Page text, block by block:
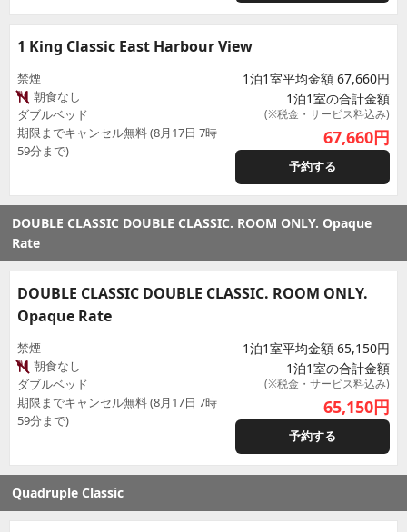
1 King Classic East Harbour View
禁煙
朝食なし
ダブルベッド
期限までキャンセル無料 (8月17日 7時
59分まで)
1泊1室平均金額 67,660円
1泊1室の合計金額
(※税金・サービス料込み)
67,660円
予約する
DOUBLE CLASSIC DOUBLE CLASSIC. ROOM ONLY. Opaque
Rate
DOUBLE CLASSIC DOUBLE CLASSIC. ROOM ONLY.
Opaque Rate
禁煙
朝食なし
ダブルベッド
期限までキャンセル無料 (8月17日 7時
59分まで)
1泊1室平均金額 65,150円
1泊1室の合計金額
(※税金・サービス料込み)
65,150円
予約する
Quadruple Classic